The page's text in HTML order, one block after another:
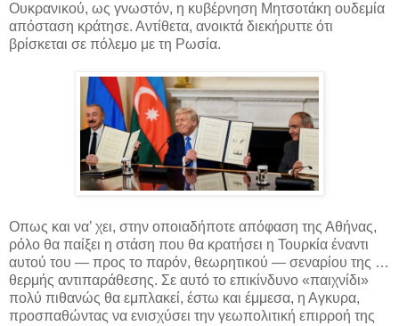
Ουκρανικού, ως γνωστόν, η κυβέρνηση Μητσοτάκη ουδεμία
απόσταση κράτησε. Αντίθετα, ανοικτά διεκήρυττε ότι
βρίσκεται σε πόλεμο με τη Ρωσία.
Οπως και να’ χει, στην οποιαδήποτε απόφαση της Αθήνας,
ρόλο θα παίξει η στάση που θα κρατήσει η Τουρκία έναντι
αυτού του — προς το παρόν, θεωρητικού — σεναρίου της …
θερμής αντιπαράθεσης. Σε αυτό το επικίνδυνο «παιχνίδι»
πολύ πιθανώς θα εμπλακεί, έστω και έμμεσα, η Αγκυρα,
προσπαθώντας να ενισχύσει την γεωπολιτική επιρροή της